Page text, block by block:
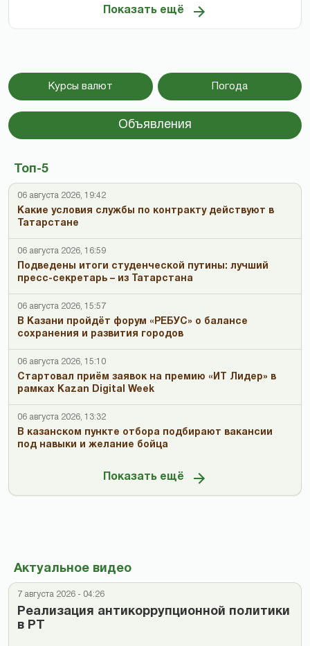
Показать ещё
Курсы валют Погода
Объявления
Топ-5
06 августа 2026, 19:42
Какие условия службы по контракту действуют в
Татарстане
06 августа 2026, 16:59
Подведены итоги студенческой путины: лучший
пресс-секретарь – из Татарстана
06 августа 2026, 15:57
В Казани пройдёт форум «РЕБУС» о балансе
сохранения и развития городов
06 августа 2026, 15:10
Стартовал приём заявок на премию «ИТ Лидер» в
рамках Kazan Digital Week
06 августа 2026, 13:32
В казанском пункте отбора подбирают вакансии
под навыки и желание бойца
Показать ещё
Актуальное видео
7 августа 2026 - 04:26
Реализация антикоррупционной политики
в РТ